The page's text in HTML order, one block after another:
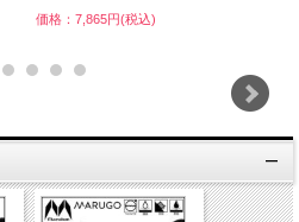
価格：7,865円(税込)